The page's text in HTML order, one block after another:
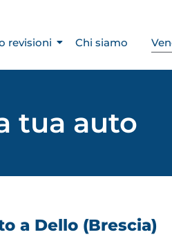
revisioni Chi siamo
tua auto
a Dello (Brescia)